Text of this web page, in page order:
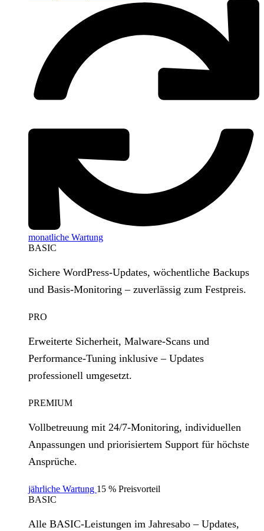
monatliche Wartung
BASIC
Sichere WordPress‑Updates, wöchentliche Backups
und Basis‑Monitoring – zuverlässig zum Festpreis.
PRO
Erweiterte Sicherheit, Malware‑Scans und
Performance‑Tuning inklusive – Updates
professionell umgesetzt.
PREMIUM
Vollbetreuung mit 24/7‑Monitoring, individuellen
Anpassungen und priorisiertem Support für höchste
Ansprüche.
jährliche Wartung 15 % Preisvorteil
BASIC
Alle BASIC‑Leistungen im Jahresabo – Updates,